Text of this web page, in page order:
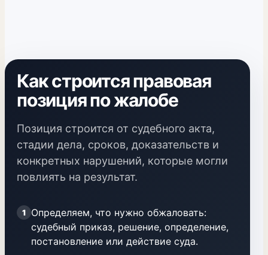
Как строится правовая
позиция по жалобе
Позиция строится от судебного акта,
стадии дела, сроков, доказательств и
конкретных нарушений, которые могли
повлиять на результат.
1
Определяем, что нужно обжаловать:
судебный приказ, решение, определение,
постановление или действие суда.